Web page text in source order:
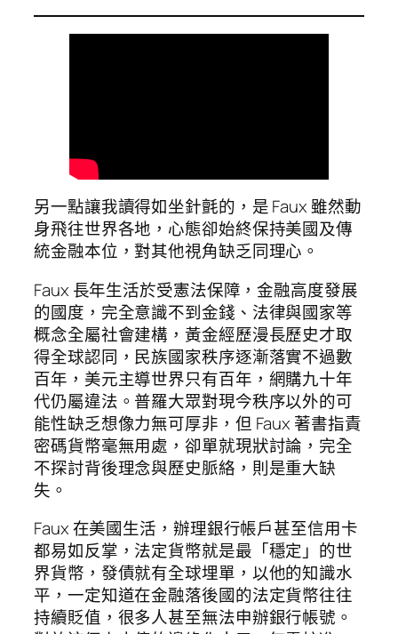
另一點讓我讀得如坐針氈的，是 Faux 雖然動
身飛往世界各地，心態卻始終保持美國及傳
統金融本位，對其他視角缺乏同理心。
Faux 長年生活於受憲法保障，金融高度發展
的國度，完全意識不到金錢、法律與國家等
概念全屬社會建構，黃金經歷漫長歷史才取
得全球認同，民族國家秩序逐漸落實不過數
百年，美元主導世界只有百年，網購九十年
代仍屬違法。普羅大眾對現今秩序以外的可
能性缺乏想像力無可厚非，但 Faux 著書指責
密碼貨幣毫無用處，卻單就現狀討論，完全
不探討背後理念與歷史脈絡，則是重大缺
失。
Faux 在美國生活，辦理銀行帳戶甚至信用卡
都易如反掌，法定貨幣就是最「穩定」的世
界貨幣，發債就有全球埋單，以他的知識水
平，一定知道在金融落後國的法定貨幣往往
持續貶值，很多人甚至無法申辦銀行帳號。